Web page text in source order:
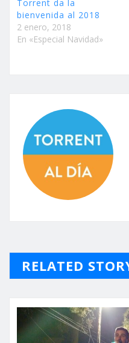
Torrent da la
bienvenida al 2018
2 enero, 2018
En «Especial Navidad»
RELATED